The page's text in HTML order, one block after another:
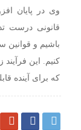
وی در پایان
قانونی درست
باشیم و قوانین
کنیم. این فرآیند
که برای آینده